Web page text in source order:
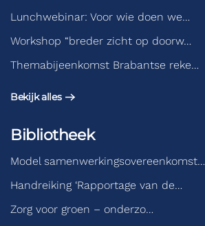
Lunchwebinar: Voor wie doen we…
Workshop “breder zicht op doorw…
Themabijeenkomst Brabantse reke…
Bekijk alles
Bibliotheek
Model samenwerkingsovereenkomst…
Handreiking ‘Rapportage van de…
Zorg voor groen – onderzo…